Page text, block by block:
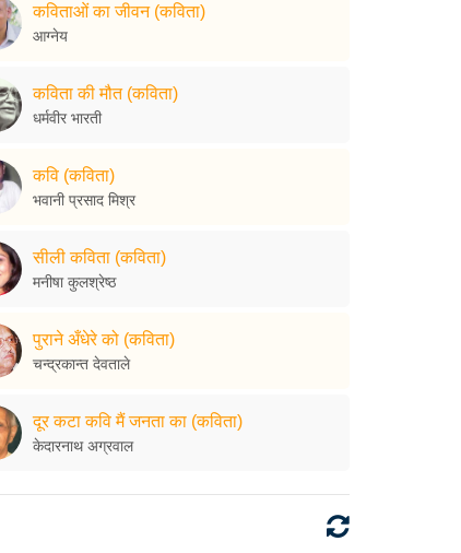
कविताओं का जीवन (कविता)
आग्नेय
कविता की मौत (कविता)
धर्मवीर भारती
कवि (कविता)
भवानी प्रसाद मिश्र
सीली कविता (कविता)
मनीषा कुलश्रेष्ठ
पुराने अँधेरे को (कविता)
चन्द्रकान्त देवताले
दूर कटा कवि मैं जनता का (कविता)
केदारनाथ अग्रवाल